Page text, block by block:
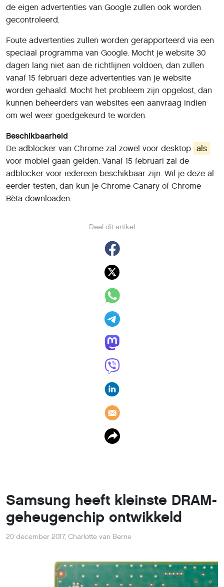
Deel dit artikel
de eigen advertenties van Google zullen ook worden
gecontroleerd.
Foute advertenties zullen worden gerapporteerd via een
speciaal programma van Google. Mocht je website 30
dagen lang niet aan de richtlijnen voldoen, dan zullen
vanaf 15 februari deze advertenties van je website
worden gehaald. Mocht het probleem zijn opgelost, dan
kunnen beheerders van websites een aanvraag indien
om wel weer goedgekeurd te worden.
Beschikbaarheid
De adblocker van Chrome zal zowel voor desktop als
voor mobiel gaan gelden. Vanaf 15 februari zal de
adblocker voor iedereen beschikbaar zijn. Wil je deze al
eerder testen, dan kun je Chrome Canary of Chrome
Bèta downloaden.
Samsung heeft kleinste DRAM-
geheugenchip ontwikkeld
20 december 2017, Charlotte van Berne